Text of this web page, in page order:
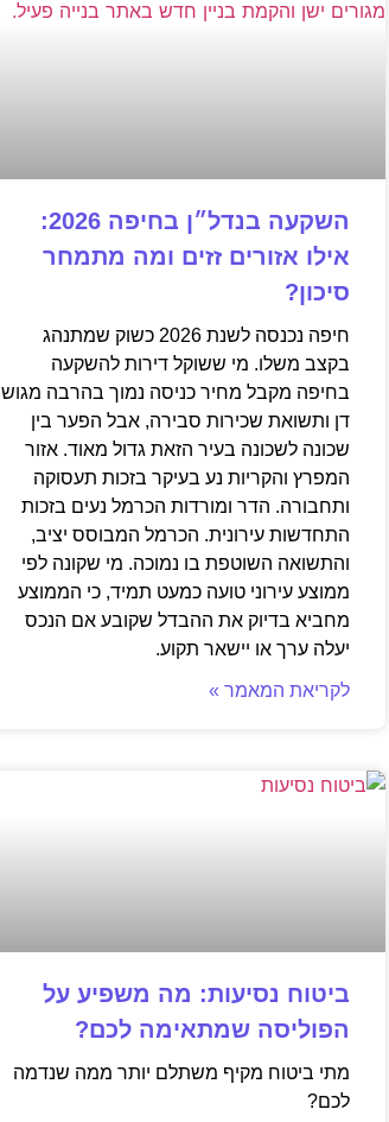
השקעה בנדל״ן בחיפה 2026:
אילו אזורים זזים ומה מתמחר
סיכון?
חיפה נכנסה לשנת 2026 כשוק שמתנהג
בקצב משלו. מי ששוקל דירות להשקעה
בחיפה מקבל מחיר כניסה נמוך בהרבה מגוש
דן ותשואת שכירות סבירה, אבל הפער בין
שכונה לשכונה בעיר הזאת גדול מאוד. אזור
המפרץ והקריות נע בעיקר בזכות תעסוקה
ותחבורה. הדר ומורדות הכרמל נעים בזכות
התחדשות עירונית. הכרמל המבוסס יציב,
והתשואה השוטפת בו נמוכה. מי שקונה לפי
ממוצע עירוני טועה כמעט תמיד, כי הממוצע
מחביא בדיוק את ההבדל שקובע אם הנכס
יעלה ערך או יישאר תקוע.
לקריאת המאמר »
ביטוח נסיעות: מה משפיע על
הפוליסה שמתאימה לכם?
מתי ביטוח מקיף משתלם יותר ממה שנדמה
לכם?